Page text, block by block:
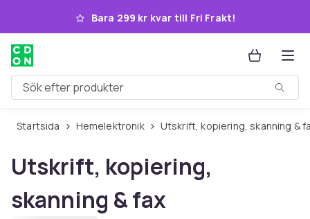
Hoppa till huvudinnehållet
Bara 299 kr kvar till Fri Frakt!
Sök efter produkter
Startsida Hemelektronik Utskrift, kopiering, skanning &
Utskrift, kopiering,
skanning & fax